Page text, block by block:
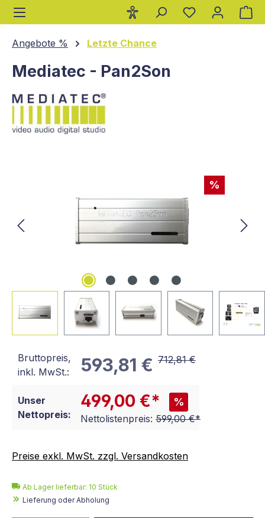
springen
Angebote % Letzte Chance
Mediatec - Pan2Son
%
Bruttopreis,
inkl. MwSt.:
593,81 € 712,81 €
Unser
Nettopreis:
499,00 €* %
Nettolistenpreis: 599,00 €*
Preise exkl. MwSt. zzgl. Versandkosten
Ab Lager lieferbar: 10 Stück
Lieferung oder Abholung